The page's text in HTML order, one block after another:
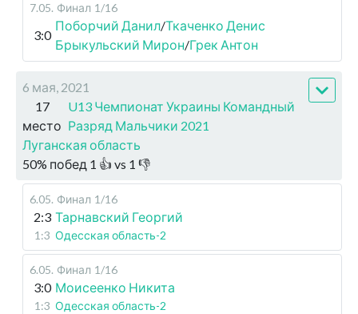
7.05. Финал 1/16
3:0
Поборчий Данил/Ткаченко Денис
Брыкульский Мирон/Грек Антон
6 мая, 2021
17
место
U13 Чемпионат Украины Командный
Разряд Мальчики 2021
Луганская область
50% побед 1 👍 vs 1 👎
6.05. Финал 1/16
2:3 Тарнавский Георгий
1:3 Одесская область-2
6.05. Финал 1/16
3:0 Моисеенко Никита
1:3 Одесская область-2